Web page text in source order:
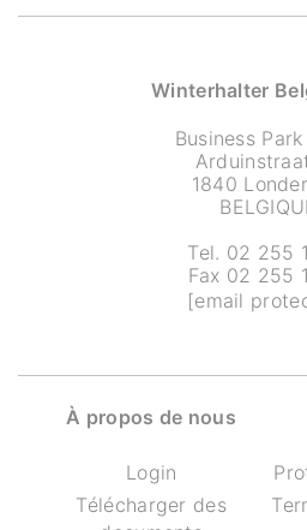
Winterhalter
Business
1840
Tel. 02 255
Fax 02 255
[email
À propos de nous
Login
Télécharger des